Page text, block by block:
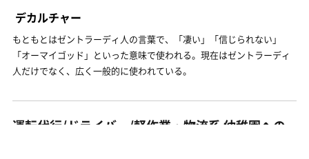
デカルチャー
もともとはゼントラーディ人の言葉で、「凄い」「信じられない」
「オーマイゴッド」といった意味で使われる。現在はゼントラーディ
人だけでなく、広く一般的に使われている。
運転代行/ドライバー/軽作業・物流系 幼稚園への